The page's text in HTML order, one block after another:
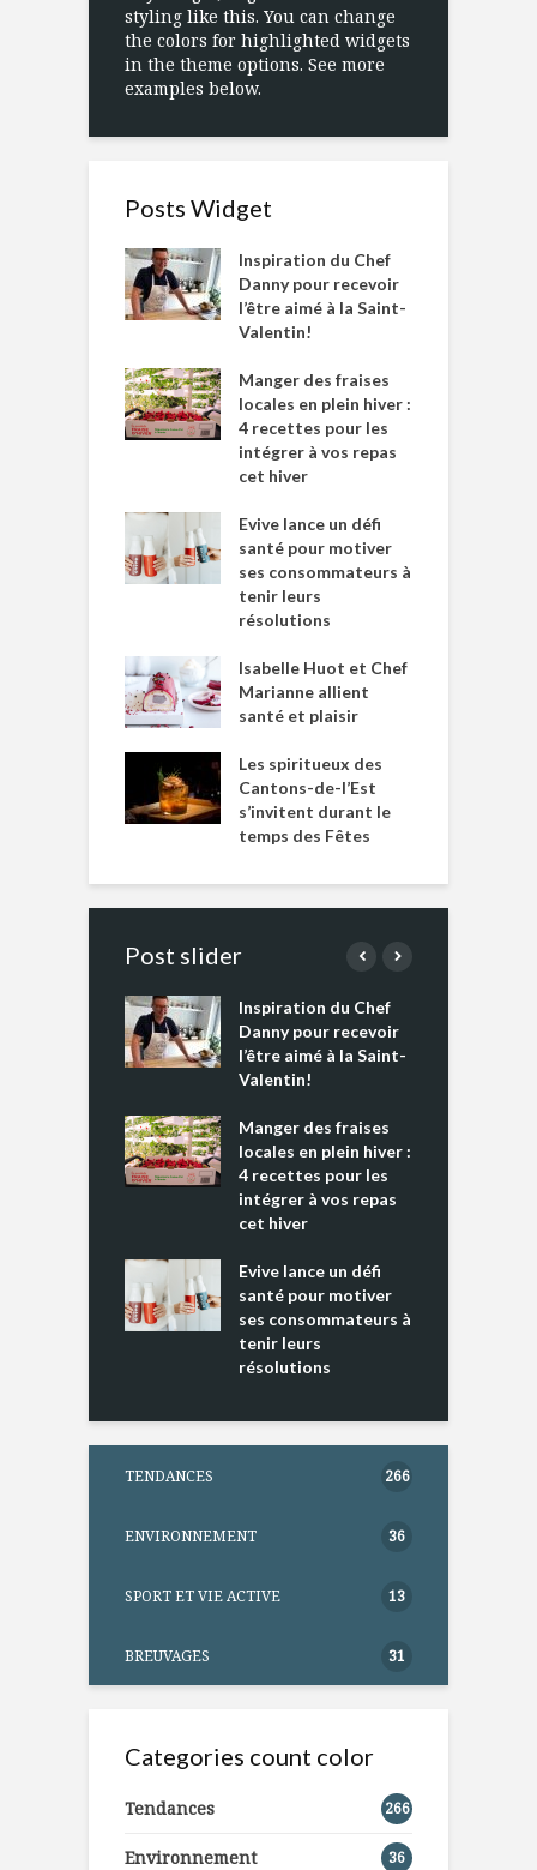
styling like this. You can change
the colors for highlighted widgets
in the theme options. See more
examples below.
Posts Widget
Inspiration du Chef
Danny pour recevoir
l’être aimé à la Saint-
Valentin!
Manger des fraises
locales en plein hiver :
4 recettes pour les
intégrer à vos repas
cet hiver
Evive lance un défi
santé pour motiver
ses consommateurs à
tenir leurs
résolutions
Isabelle Huot et Chef
Marianne allient
santé et plaisir
Les spiritueux des
Cantons-de-l’Est
s’invitent durant le
temps des Fêtes
Post slider
Inspiration du Chef
Danny pour recevoir
l’être aimé à la Saint-
Valentin!
Manger des fraises
locales en plein hiver :
4 recettes pour les
intégrer à vos repas
cet hiver
Evive lance un défi
santé pour motiver
ses consommateurs à
tenir leurs
résolutions
TENDANCES 266
ENVIRONNEMENT 36
SPORT ET VIE ACTIVE 13
BREUVAGES 31
Categories count color
Tendances 266
Environnement 36